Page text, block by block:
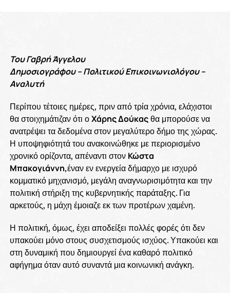
Του Γαβρή Άγγελου
Δημοσιογράφου – Πολιτικού Επικοινωνιολόγου –
Αναλυτή
Περίπου τέτοιες ημέρες, πριν από τρία χρόνια, ελάχιστοι
θα στοιχημάτιζαν ότι οΧάρης Δούκαςθα μπορούσε να
ανατρέψει τα δεδομένα στον μεγαλύτερο δήμο της χώρας.
Η υποψηφιότητά του ανακοινώθηκε με περιορισμένο
χρονικό ορίζοντα, απέναντι στον Κώστα
Μπακογιάννη,έναν εν ενεργεία δήμαρχο με ισχυρό
κομματικό μηχανισμό, μεγάλη αναγνωρισιμότητα και την
πολιτική στήριξη της κυβερνητικής παράταξης. Για
αρκετούς, η μάχη έμοιαζε εκ των προτέρων χαμένη.
Η πολιτική, όμως, έχει αποδείξει πολλές φορές ότι δεν
υπακούει μόνο στους συσχετισμούς ισχύος. Υπακούει και
στη δυναμική που δημιουργεί ένα καθαρό πολιτικό
αφήγημα όταν αυτό συναντά μια κοινωνική ανάγκη.